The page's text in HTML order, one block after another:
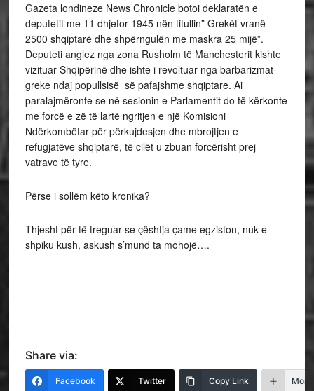
Gazeta londineze News Chronicle botoi deklaratën e
deputetit me 11 dhjetor 1945 nën titullin” Grekët vranë
2500 shqiptarë dhe shpërngulën me maskra 25 mijë”.
Deputeti anglez nga zona Rusholm të Manchesterit kishte
vizituar Shqipërinë dhe ishte i revoltuar nga barbarizmat
greke ndaj popullsisë së pafajshme shqiptare. Ai
paralajmëronte se në sesionin e Parlamentit do të kërkonte
me forcë e zë të lartë ngritjen e një Komisioni
Ndërkombëtar për përkujdesjen dhe mbrojtjen e
refugjatëve shqiptarë, të cilët u zbuan forcërisht prej
vatrave të tyre.
Përse i sollëm këto kronika?
Thjesht për të treguar se çështja çame egziston, nuk e
shpiku kush, askush s’mund ta mohojë….
Share via:
Facebook Twitter Copy Link More